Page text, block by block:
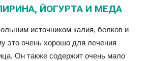
ЙОГУРТА И МЕДА
источником калия, белков и
это очень хорошо для лечения
Он также содержит очень мало